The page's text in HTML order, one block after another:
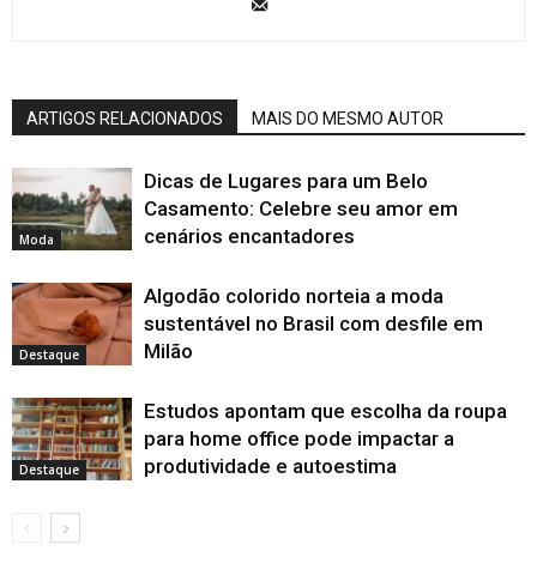
ARTIGOS RELACIONADOS MAIS DO MESMO AUTOR
Moda
Dicas de Lugares para um Belo
Casamento: Celebre seu amor em
cenários encantadores
Destaque
Algodão colorido norteia a moda
sustentável no Brasil com desfile em
Milão
Destaque
Estudos apontam que escolha da roupa
para home office pode impactar a
produtividade e autoestima